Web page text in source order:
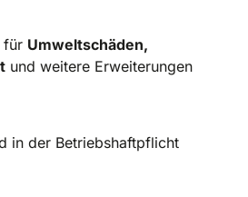
für Umweltschäden,
und weitere Erweiterungen
in der Betriebshaftpflicht